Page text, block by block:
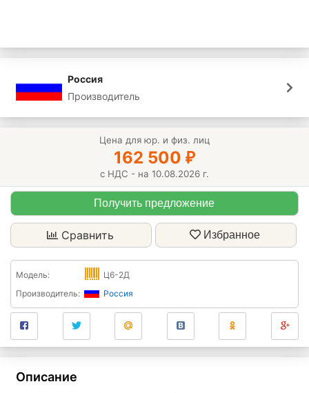
Россия
Производитель
Цена для юр. и физ. лиц
162 500 ₽
с НДС - на 10.08.2026 г.
Получить предложение
Сравнить Избранное
Модель:
Ц6-2Д
Производитель:
Россия
Описание